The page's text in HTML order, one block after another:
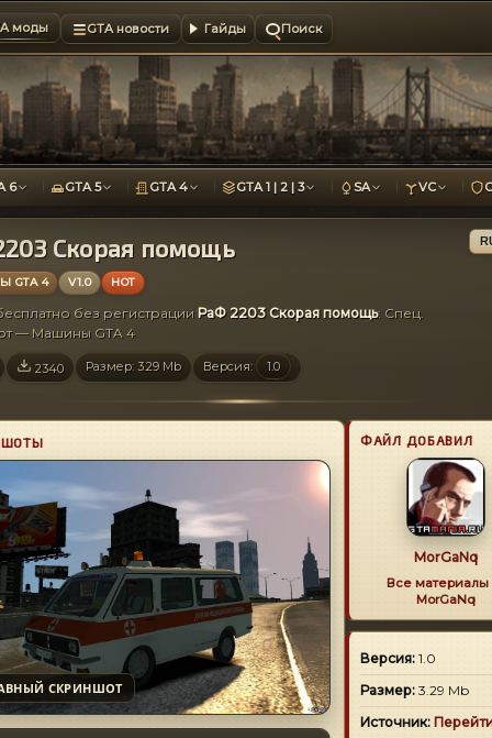
моды GTA новости Гайды Поиск
6 GTA 5 GTA 4 GTA 1 | 2 | 3 SA VC
Скорая помощь
GTA 4 V1.0 HOT
без регистрации РаФ 2203 Скорая помощь: Спец.
— Машины GTA 4
2340 Размер: 3.29 Mb Версия: 1.0
СКРИНШОТ
ФАЙЛ ДОБАВИЛ
MorGaNq
Все материалы
MorGaNq
Версия: 1.0
Размер: 3.29 Mb
Источник: